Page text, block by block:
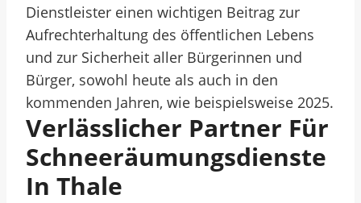
Dienstleister einen wichtigen Beitrag zur
Aufrechterhaltung des öffentlichen Lebens
und zur Sicherheit aller Bürgerinnen und
Bürger, sowohl heute als auch in den
kommenden Jahren, wie beispielsweise 2025.
Verlässlicher Partner Für
Schneeräumungsdienste
In Thale